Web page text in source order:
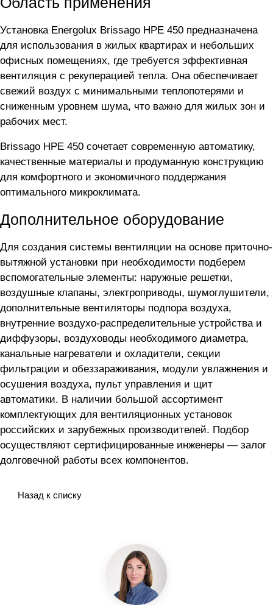
Установка Energolux Brissago HPE 450 предназначена
для использования в жилых квартирах и небольших
офисных помещениях, где требуется эффективная
вентиляция с рекуперацией тепла. Она обеспечивает
свежий воздух с минимальными теплопотерями и
сниженным уровнем шума, что важно для жилых зон и
рабочих мест.
Brissago HPE 450 сочетает современную автоматику,
качественные материалы и продуманную конструкцию
для комфортного и экономичного поддержания
оптимального микроклимата.
Дополнительное оборудование
Для создания системы вентиляции на основе приточно-
вытяжной установки при необходимости подберем
вспомогательные элементы: наружные решетки,
воздушные клапаны, электроприводы, шумоглушители,
дополнительные вентиляторы подпора воздуха,
внутренние воздухо-распределительные устройства и
диффузоры, воздуховоды необходимого диаметра,
канальные нагреватели и охладители, секции
фильтрации и обеззараживания, модули увлажнения и
осушения воздуха, пульт управления и щит
автоматики. В наличии большой ассортимент
комплектующих для вентиляционных установок
российских и зарубежных производителей. Подбор
осуществляют сертифицированные инженеры — залог
долговечной работы всех компонентов.
Назад к списку